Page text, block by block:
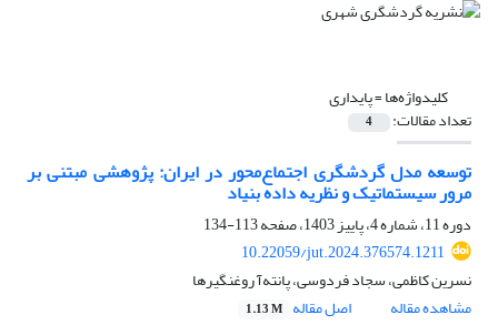
کلیدواژه‌ها =پایداری
تعداد مقالات: 4
توسعه مدل گردشگری اجتماع‌محور در ایران: پژوهشی مبتنی بر
مرور سیستماتیک و نظریه داده بنیاد
دوره 11، شماره 4، پاییز 1403، صفحه
113-134
10.22059/jut.2024.376574.1211
نسرین کاظمی، سجاد فردوسی، پانته‌آ روغنگیرها
مشاهده مقاله
اصل مقاله 1.13 M